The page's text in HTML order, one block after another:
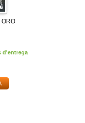
d'entrega